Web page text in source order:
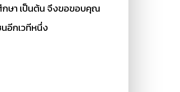
กษา เป็นต้น จึงขอขอบคุณ
อีกเวทีหนึ่ง